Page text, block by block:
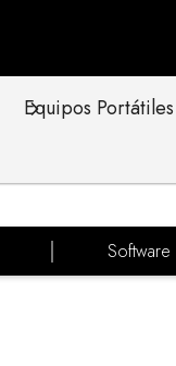
Equipos Portátiles
Software